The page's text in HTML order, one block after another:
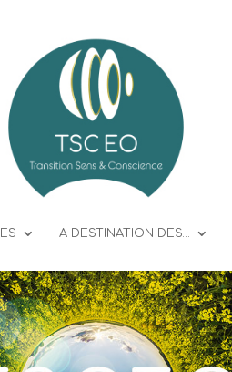
A DESTINATION DES…